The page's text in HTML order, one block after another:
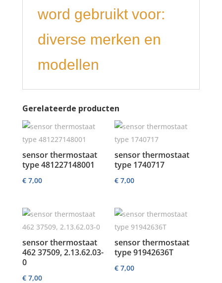
word gebruikt voor:
diverse merken en
modellen
Gerelateerde producten
sensor thermostaat
type 481227148001
€7,00
sensor thermostaat
type 1740717
€ 7,00
sensor thermostaat
462 37509, 2.13.62.03-
0
€7,00
sensor thermostaat
type 91942636T
€ 7,00